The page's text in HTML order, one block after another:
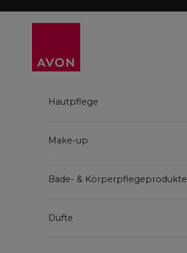
Hautpflege
Make-up
Bade- & Körperpflegeprodukte
Düfte